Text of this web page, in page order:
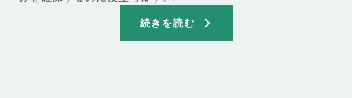
続きを読む